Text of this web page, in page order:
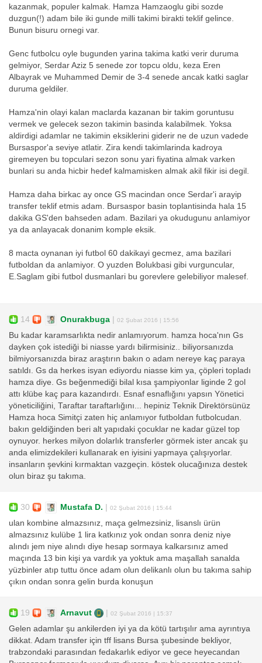
kazanmak, populer kalmak. Hamza Hamzaoglu gibi sozde
duzgun(!) adam bile iki gunde milli takimi birakti teklif gelince.
Bunun bisuru ornegi var.
Genc futbolcu oyle bugunden yarina takima katki verir duruma
gelmiyor, Serdar Aziz 5 senede zor topcu oldu, keza Eren
Albayrak ve Muhammed Demir de 3-4 senede ancak katki saglar
duruma geldiler.
Hamza'nin olayi kalan maclarda kazanan bir takim goruntusu
vermek ve gelecek sezon takimin basinda kalabilmek. Yoksa
aldirdigi adamlar ne takimin eksiklerini giderir ne de uzun vadede
Bursaspor'a seviye atlatir. Zira kendi takimlarinda kadroya
giremeyen bu topculari sezon sonu yari fiyatina almak varken
bunlari su anda hicbir hedef kalmamisken almak akil fikir isi degil.
Hamza daha birkac ay once GS macindan once Serdar'i arayip
transfer teklif etmis adam. Bursaspor basin toplantisinda hala 15
dakika GS'den bahseden adam. Bazilari ya okudugunu anlamiyor
ya da anlayacak donanim komple eksik.
8 macta oynanan iyi futbol 60 dakikayi gecmez, ama bazilari
futboldan da anlamiyor. O yuzden Bolukbasi gibi vurguncular,
E.Saglam gibi futbol dusmanlari bu gorevlere gelebiliyor malesef.
14 Onurakbuga 02 Şubat 2016 | 15:56
Bu kadar karamsarlıkta nedir anlamıyorum. hamza hoca'nın Gs
dayken çok istediği bi niasse yardı bilirmisiniz.. biliyorsanızda
bilmiyorsanızda biraz araştırın bakın o adam nereye kaç paraya
satıldı. Gs da herkes isyan ediyordu niasse kim ya, çöpleri topladı
hamza diye. Gs beğenmediği bilal kısa şampiyonlar liginde 2 gol
attı klübe kaç para kazandırdı. Esnaf esnaflığını yapsın Yönetici
yöneticiliğini, Taraftar taraftarlığını... hepiniz Teknik Direktörsünüz
Hamza hoca Simitçi zaten hiç anlamıyor futboldan futbolcudan.
bakın geldiğinden beri alt yapıdaki çocuklar ne kadar güzel top
oynuyor. herkes milyon dolarlık transferler görmek ister ancak şu
anda elimizdekileri kullanarak en iyisini yapmaya çalışıyorlar.
insanların şevkini kırmaktan vazgeçin. köstek olucağınıza destek
olun biraz şu takıma.
30 Mustafa D. 02 Şubat 2016 | 15:44
ulan kombine almazsınız, maça gelmezsiniz, lisanslı ürün
almazsınız kulübe 1 lira katkınız yok ondan sonra deniz niye
alındı jem niye alındı diye hesap sormaya kalkarsınız amed
maçında 13 bin kişi ya vardık ya yoktuk ama maşallah sanalda
yüzbinler atıp tuttu önce adam olun delikanlı olun bu takıma sahip
çıkın ondan sonra gelin burda konuşun
19 Arnavut 02 Şubat 2016 | 15:37
Gelen adamlar şu ankilerden iyi ya da kötü tartışılır ama ayrıntıya
dikkat. Adam transfer için tff lisans Bursa şubesinde bekliyor,
trabzondaki parasından fedakarlık ediyor ve gece heyecandan